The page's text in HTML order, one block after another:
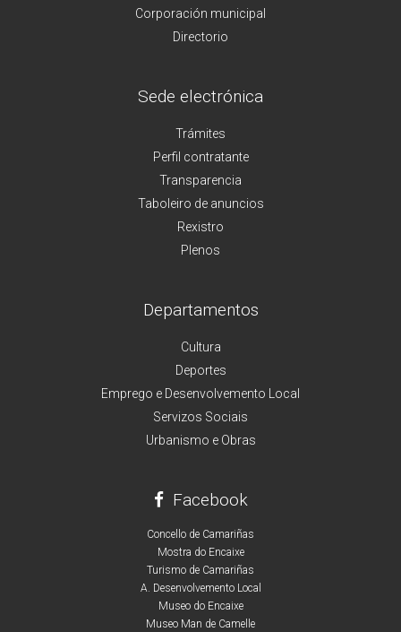
Corporación municipal
Directorio
Sede electrónica
Trámites
Perfil contratante
Transparencia
Taboleiro de anuncios
Rexistro
Plenos
Departamentos
Cultura
Deportes
Emprego e Desenvolvemento Local
Servizos Sociais
Urbanismo e Obras
Facebook
Concello de Camariñas
Mostra do Encaixe
Turismo de Camariñas
A. Desenvolvemento Local
Museo do Encaixe
Museo Man de Camelle